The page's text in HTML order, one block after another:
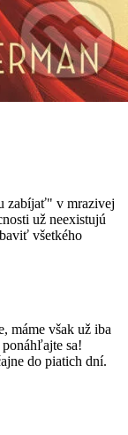
zabíjať" v mrazivej
už neexistujú
všetkého
máme však už iba
sa!
do piatich dní.